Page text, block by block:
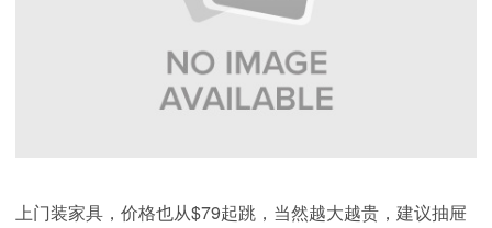
上门装家具，价格也从$79起跳，当然越大越贵，建议抽屉